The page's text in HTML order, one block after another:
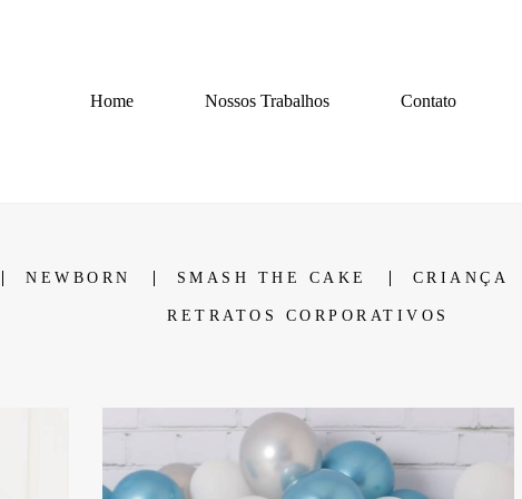
Home Nossos Trabalhos Contato
NEWBORN SMASH THE CAKE CRIANÇA
RETRATOS CORPORATIVOS